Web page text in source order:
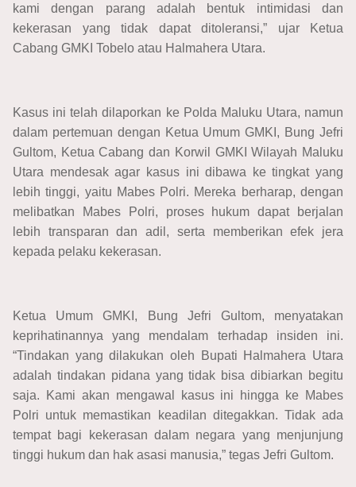
kami dengan parang adalah bentuk intimidasi dan
kekerasan yang tidak dapat ditoleransi,” ujar Ketua
Cabang GMKI Tobelo atau Halmahera Utara.
Kasus ini telah dilaporkan ke Polda Maluku Utara, namun
dalam pertemuan dengan Ketua Umum GMKI, Bung Jefri
Gultom, Ketua Cabang dan Korwil GMKI Wilayah Maluku
Utara mendesak agar kasus ini dibawa ke tingkat yang
lebih tinggi, yaitu Mabes Polri. Mereka berharap, dengan
melibatkan Mabes Polri, proses hukum dapat berjalan
lebih transparan dan adil, serta memberikan efek jera
kepada pelaku kekerasan.
Ketua Umum GMKI, Bung Jefri Gultom, menyatakan
keprihatinannya yang mendalam terhadap insiden ini.
“Tindakan yang dilakukan oleh Bupati Halmahera Utara
adalah tindakan pidana yang tidak bisa dibiarkan begitu
saja. Kami akan mengawal kasus ini hingga ke Mabes
Polri untuk memastikan keadilan ditegakkan. Tidak ada
tempat bagi kekerasan dalam negara yang menjunjung
tinggi hukum dan hak asasi manusia,” tegas Jefri Gultom.